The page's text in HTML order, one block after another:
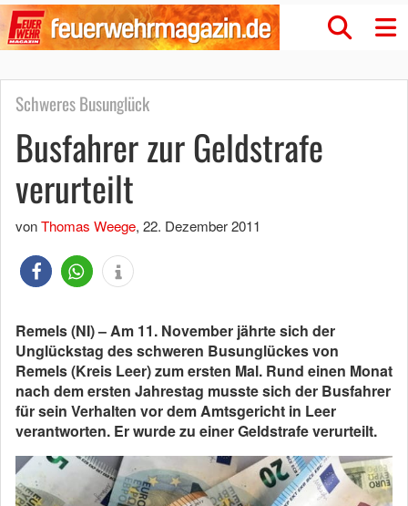
Schweres Busunglück
Busfahrer zur Geldstrafe
verurteilt
vonThomas Weege, 22. Dezember 2011
Remels (NI) – Am 11. November jährte sich der
Unglückstag des schweren Busunglückes von
Remels (Kreis Leer) zum ersten Mal. Rund einen Monat
nach dem ersten Jahrestag musste sich der Busfahrer
für sein Verhalten vor dem Amtsgericht in Leer
verantworten. Er wurde zu einer Geldstrafe verurteilt.